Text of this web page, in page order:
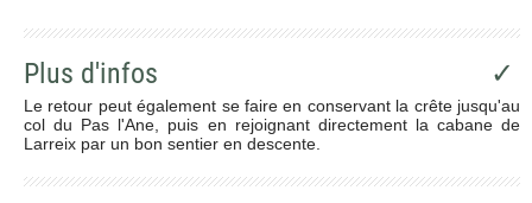
Plus d'infos ✓
Le retour peut également se faire en conservant la crête jusqu'au
col du Pas l'Ane, puis en rejoignant directement la cabane de
Larreix par un bon sentier en descente.